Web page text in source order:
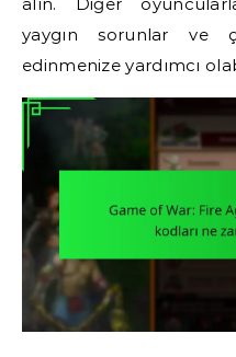
yaygın sorunlar ve
edinmenize yardımcı